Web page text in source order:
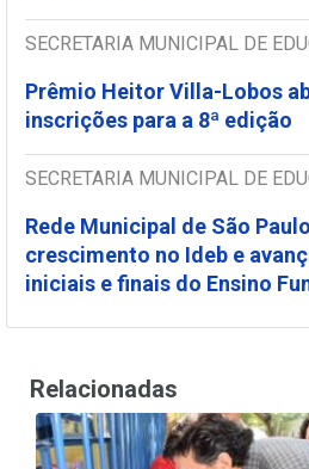
SECRETARIA MUNICIPAL DE
Prêmio Heitor Villa-Lobos
inscrições para a 8ª edição
SECRETARIA MUNICIPAL DE
Rede Municipal de São
crescimento no Ideb e
iniciais e finais do Ensino
Relacionadas